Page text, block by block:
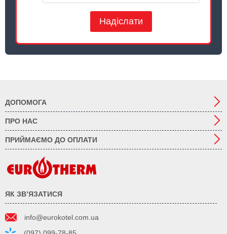
Надіслати
ДОПОМОГА
ПРО НАС
ПРИЙМАЄМО ДО ОПЛАТИ
ЯК ЗВ’ЯЗАТИСЯ
info@eurokotel.com.ua